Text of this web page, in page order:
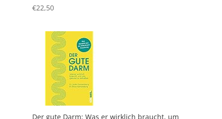
€22,50
Der gute Darm: Was er wirklich braucht, um